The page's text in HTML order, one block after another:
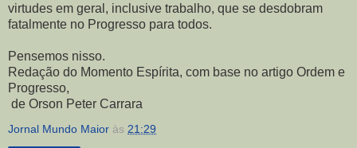
virtudes em geral, inclusive trabalho, que se desdobram
fatalmente no Progresso para todos.
Pensemos nisso.
Redação do Momento Espírita, com base no artigo Ordem e
Progresso,
de Orson Peter Carrara
Jornal Mundo Maior às 21:29